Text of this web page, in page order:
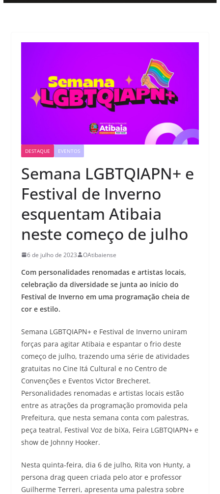
DESTAQUE EVENTOS
Semana LGBTQIAPN+ e
Festival de Inverno
esquentam Atibaia
neste começo de julho
6 de julho de 2023 OAtibaiense
Com personalidades renomadas e artistas locais,
celebração da diversidade se junta ao início do
Festival de Inverno em uma programação cheia de
cor e estilo.
Semana LGBTQIAPN+ e Festival de Inverno uniram
forças para agitar Atibaia e espantar o frio deste
começo de julho, trazendo uma série de atividades
gratuitas no Cine Itá Cultural e no Centro de
Convenções e Eventos Victor Brecheret.
Personalidades renomadas e artistas locais estão
entre as atrações da programação promovida pela
Prefeitura, que nesta semana conta com palestras,
peça teatral, Festival Voz de biXa, Feira LGBTQIAPN+ e
show de Johnny Hooker.
Nesta quinta-feira, dia 6 de julho, Rita von Hunty, a
persona drag queen criada pelo ator e professor
Guilherme Terreri, apresenta uma palestra sobre